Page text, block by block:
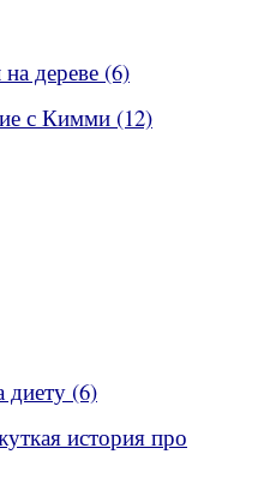
на дереве (6)
с Кимми (12)
диету (6)
история про